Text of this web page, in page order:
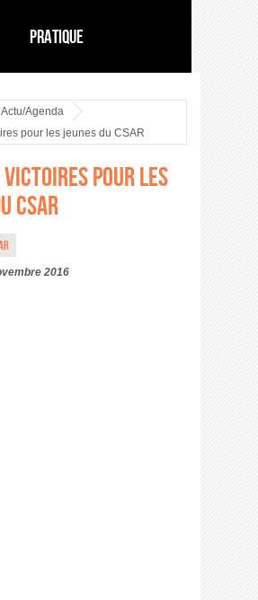
Pratique
Actu/Agenda
pour les jeunes du CSAR
victoires pour les
CSAR
2016